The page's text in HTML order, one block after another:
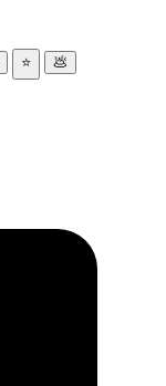
⭐ 💩